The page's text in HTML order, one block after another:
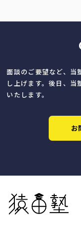
面談のご要望など、当
し上げます。後日、
いたします。
お
猿田塾